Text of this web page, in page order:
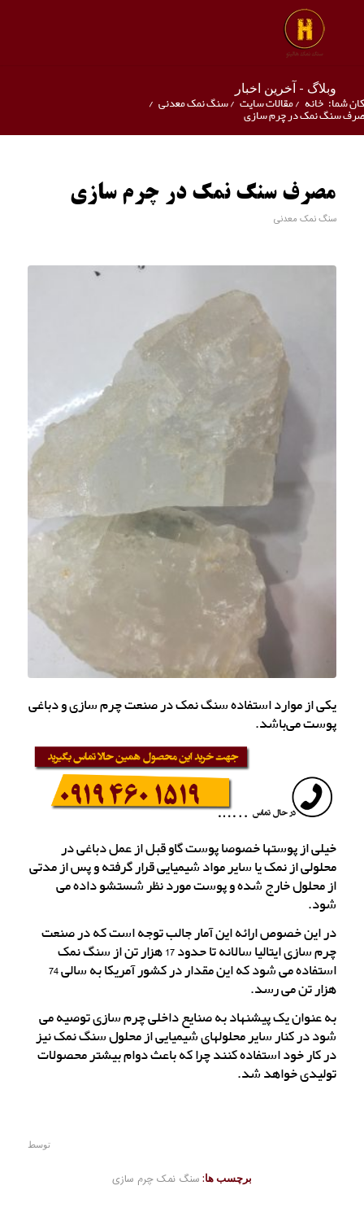
وبلاگ - آخرین اخبار
شما: خانه /مقالات سایت /سنگ نمک معدنی /
سنگ نمک در چرم سازی
مصرف سنگ نمک در چرم سازی
سنگ نمک معدنی
یکی از موارد استفاده سنگ نمک در صنعت چرم سازی و دباغی
پوست می‌باشد.
خیلی از پوستها خصوصا پوست گاو قبل از عمل دباغی در
محلولی از نمک یا سایر مواد شیمیایی قرار گرفته و پس از مدتی
از محلول خارج شده و پوست مورد نظر شستشو داده می
شود.
در این خصوص ارائه این آمار جالب توجه است که در صنعت
چرم سازی ایتالیا سالانه تا حدود 17 هزار تن از سنگ نمک
استفاده می شود که این مقدار در کشور آمریکا به سالی 74
هزار تن می رسد.
به عنوان یک پیشنهاد به صنایع داخلی چرم سازی توصیه می
شود در کنار سایر محلولهای شیمیایی از محلول سنگ نمک نیز
در کار خود استفاده کنند چرا که باعث دوام بیشتر محصولات
تولیدی خواهد شد.
توسط
برچسب ها: سنگ نمک چرم سازی